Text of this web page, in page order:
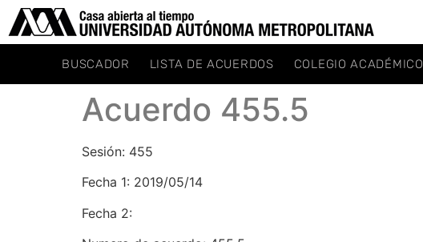
BUSCADOR LISTA DE ACUERDOS COLEGIO ACADÉMICO
Acuerdo 455.5
Sesión: 455
Fecha 1: 2019/05/14
Fecha 2: